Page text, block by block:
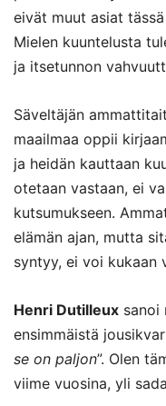
eivät muut asiat
Mielen kuuntelusta
ja itsetunnon
Säveltäjän
maailmaa oppii
ja heidän kauttaan
otetaan vastaan, ei
kutsumukseen.
elämän ajan, mutta
syntyy, ei voi kukaan
Henri Dutilleux sanoi
ensimmäistä
se on paljon”. Olen
viime vuosina, yli